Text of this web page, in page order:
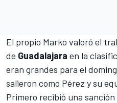
El propio Marko valoró el
de Guadalajara en la
eran grandes para el
salieron como Pérez y su
Primero recibió una